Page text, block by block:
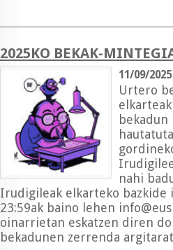
2025KO BEKAK-
11/09/2025
Urtero
nahi
Irudigileak elkarteko bazkide
23:59ak baino lehen
oinarrietan eskatzen diren
bekadunen zerrenda